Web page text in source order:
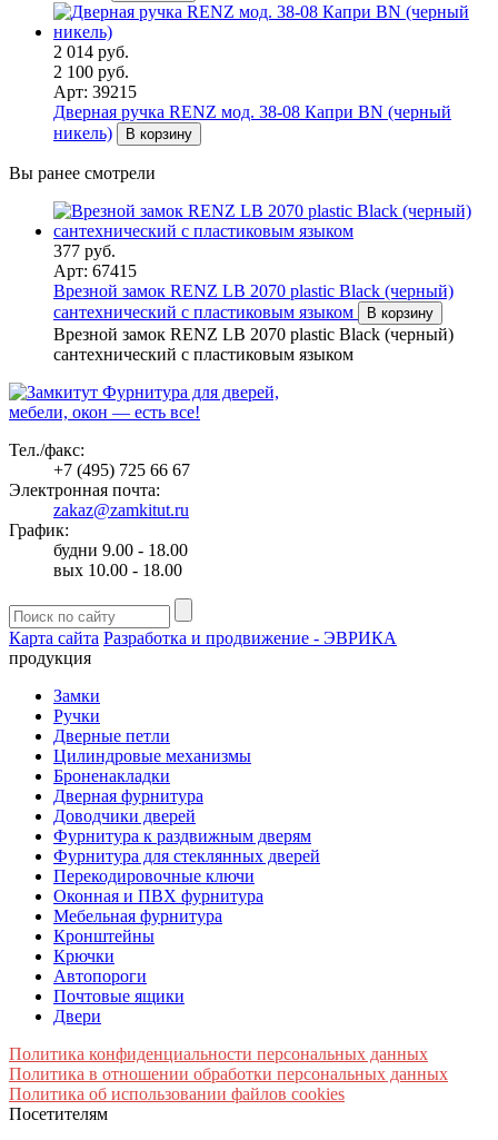
2 014 руб.
2 100 руб.
Арт: 39215
Дверная ручка RENZ мод. 38-08 Капри BN (черный
никель)
В корзину
Вы ранее смотрели
377 руб.
Арт: 67415
Врезной замок RENZ LB 2070 plastic Black (черный)
сантехнический с пластиковым языком
В корзину
Врезной замок RENZ LB 2070 plastic Black (черный)
сантехнический с пластиковым языком
Фурнитура для дверей,
мебели, окон — есть все!
Тел./факс:
+7 (495) 725 66 67
Электронная почта:
zakaz@zamkitut.ru
График:
будни 9.00 - 18.00
вых 10.00 - 18.00
Карта сайта Разработка и продвижение - ЭВРИКА
продукция
Замки
Ручки
Дверные петли
Цилиндровые механизмы
Броненакладки
Дверная фурнитура
Доводчики дверей
Фурнитура к раздвижным дверям
Фурнитура для стеклянных дверей
Перекодировочные ключи
Оконная и ПВХ фурнитура
Мебельная фурнитура
Кронштейны
Крючки
Автопороги
Почтовые ящики
Двери
Политика конфиденциальности персональных данных
Политика в отношении обработки персональных данных
Политика об использовании файлов cookies
Посетителям